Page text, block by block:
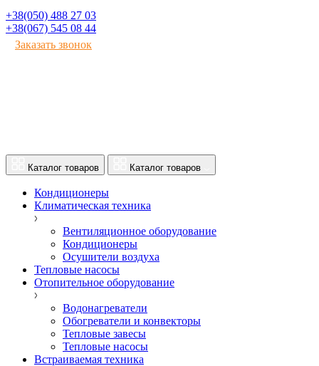
+38(050) 488 27 03
+38(067) 545 08 44
Заказать звонок
Каталог товаров Каталог товаров
Кондиционеры
Климатическая техника
Вентиляционное оборудование
Кондиционеры
Осушители воздуха
Тепловые насосы
Отопительное оборудование
Водонагреватели
Обогреватели и конвекторы
Тепловые завесы
Тепловые насосы
Встраиваемая техника